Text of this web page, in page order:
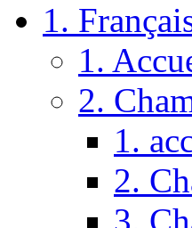
1.
1.
2.
1.
2.
3.